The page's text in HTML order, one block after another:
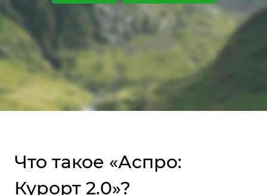
Что такое «Аспро:
Курорт 2.0»?